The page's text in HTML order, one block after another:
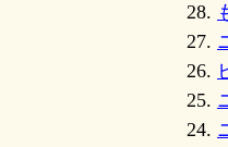
28.
27.
26.
25.
24.